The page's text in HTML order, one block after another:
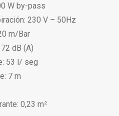
W by-pass
230 V – 50Hz
m/Bar
dB (A)
53 l/ seg
7 m
0,23 m²